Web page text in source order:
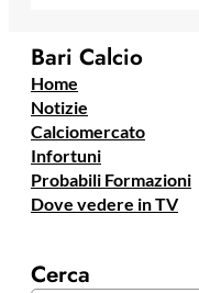
Bari Calcio
Home
Notizie
Calciomercato
Infortuni
Probabili Formazioni
Dove vedere in TV
Cerca